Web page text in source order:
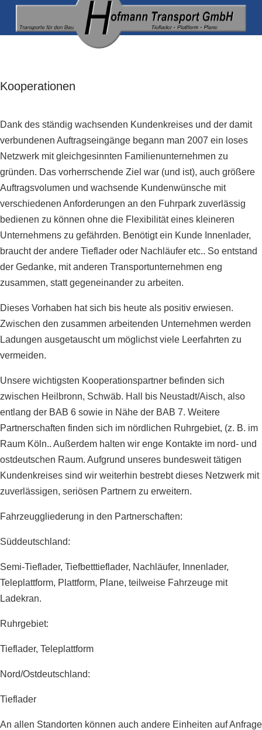
Kooperationen
Dank des ständig wachsenden Kundenkreises und der damit
verbundenen Auftragseingänge begann man 2007 ein loses
Netzwerk mit gleichgesinnten Familienunternehmen zu
gründen. Das vorherrschende Ziel war (und ist), auch größere
Auftragsvolumen und wachsende Kundenwünsche mit
verschiedenen Anforderungen an den Fuhrpark zuverlässig
bedienen zu können ohne die Flexibilität eines kleineren
Unternehmens zu gefährden. Benötigt ein Kunde Innenlader,
braucht der andere Tieflader oder Nachläufer etc.. So entstand
der Gedanke, mit anderen Transportunternehmen eng
zusammen, statt gegeneinander zu arbeiten.
Dieses Vorhaben hat sich bis heute als positiv erwiesen.
Zwischen den zusammen arbeitenden Unternehmen werden
Ladungen ausgetauscht um möglichst viele Leerfahrten zu
vermeiden.
Unsere wichtigsten Kooperationspartner befinden sich
zwischen Heilbronn, Schwäb. Hall bis Neustadt/Aisch, also
entlang der BAB 6 sowie in Nähe der BAB 7. Weitere
Partnerschaften finden sich im nördlichen Ruhrgebiet, (z. B. im
Raum Köln.. Außerdem halten wir enge Kontakte im nord- und
ostdeutschen Raum. Aufgrund unseres bundesweit tätigen
Kundenkreises sind wir weiterhin bestrebt dieses Netzwerk mit
zuverlässigen, seriösen Partnern zu erweitern.
Fahrzeuggliederung in den Partnerschaften:
Süddeutschland:
Semi-Tieflader, Tiefbetttieflader, Nachläufer, Innenlader,
Teleplattform, Plattform, Plane, teilweise Fahrzeuge mit
Ladekran.
Ruhrgebiet:
Tieflader, Teleplattform
Nord/Ostdeutschland:
Tieflader
An allen Standorten können auch andere Einheiten auf Anfrage